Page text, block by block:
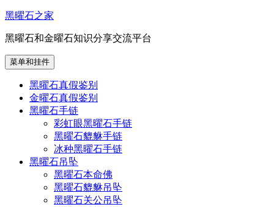
跳
内
容
黑曜石之家
黑曜石和金曜石知识分享交流平台
菜单和挂件
黑曜石真假鉴别
金曜石真假鉴别
黑曜石手链
彩虹眼黑曜石手链
黑曜石貔貅手链
冰种黑曜石手链
黑曜石吊坠
黑曜石本命佛
黑曜石貔貅吊坠
黑曜石关公吊坠